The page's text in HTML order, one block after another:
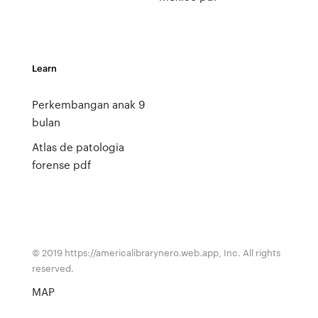
Learn
Perkembangan anak 9
bulan
Atlas de patologia
forense pdf
© 2019 https://americalibrarynero.web.app, Inc. All rights
reserved.
MAP